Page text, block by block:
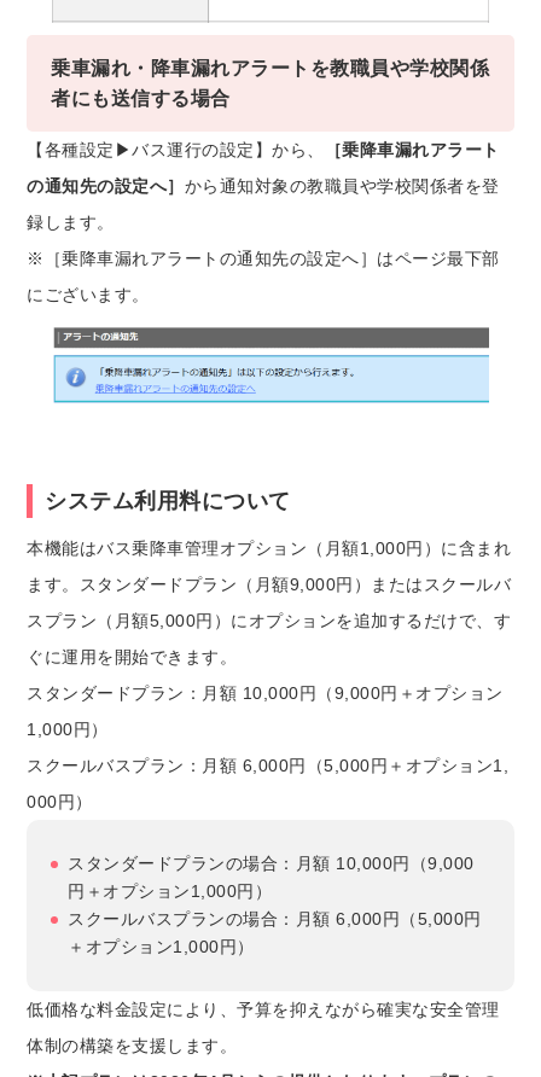
乗車漏れ・降車漏れアラートを教職員や学校関係
者にも送信する場合
【各種設定▶バス運行の設定】から、
［乗降車漏れアラート
の通知先の設定へ］ から通知対象の教職員や学校関係者を登
録します。
※［乗降車漏れアラートの通知先の設定へ］はページ最下部
にございます。
システム利用料について
本機能はバス乗降車管理オプション（月額1,000円）に含まれ
ます。スタンダードプラン（月額9,000円）またはスクールバ
スプラン（月額5,000円）にオプションを追加するだけで、す
ぐに運用を開始できます。
スタンダードプラン：月額 10,000円（9,000円＋オプション
1,000円）
スクールバスプラン：月額 6,000円（5,000円＋オプション1,
000円）
スタンダードプランの場合：月額 10,000円（9,000
円＋オプション1,000円）
スクールバスプランの場合：月額 6,000円（5,000円
＋オプション1,000円）
低価格な料金設定により、予算を抑えながら確実な安全管理
体制の構築を支援します。